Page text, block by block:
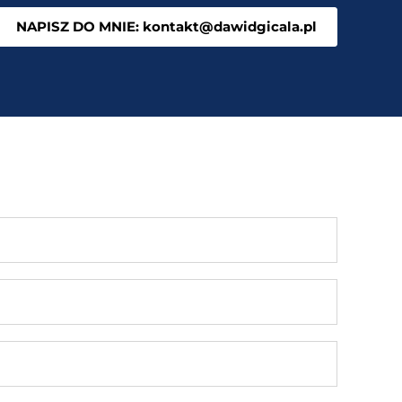
NAPISZ DO MNIE: kontakt@dawidgicala.pl